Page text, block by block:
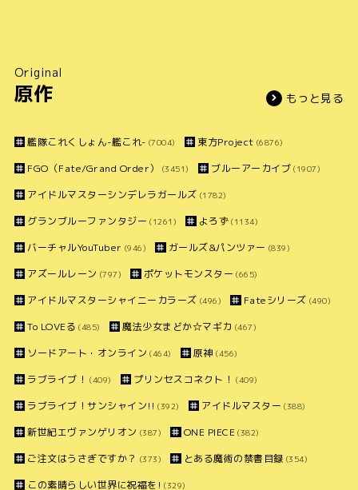
Original
原作 もっと見る
艦隊これくしょん-艦これ- (7004) 東方Project (6876)
FGO（Fate/Grand Order） (3451) ブルーアーカイブ (1907)
アイドルマスターシンデレラガールズ (1782)
グランブルーファンタジー (1261) よろず (1134)
バーチャルYouTuber (946) ガールズ&パンツァー (839)
アズールレーン (797) ポケットモンスター (665)
アイドルマスターシャイニーカラーズ (496) Fateシリーズ (490)
To LOVEる (485) 魔法少女まどか☆マギカ (467)
ソードアート・オンライン (464) 原神 (456)
ラブライブ！ (409) プリンセスコネクト！ (409)
ラブライブ！サンシャイン!! (392) アイドルマスター (388)
新世紀エヴァンゲリオン (387) ONE PIECE (382)
ご注文はうさぎですか？ (373) とある魔術の禁書目録 (354)
この素晴らしい世界に祝福を! (329)